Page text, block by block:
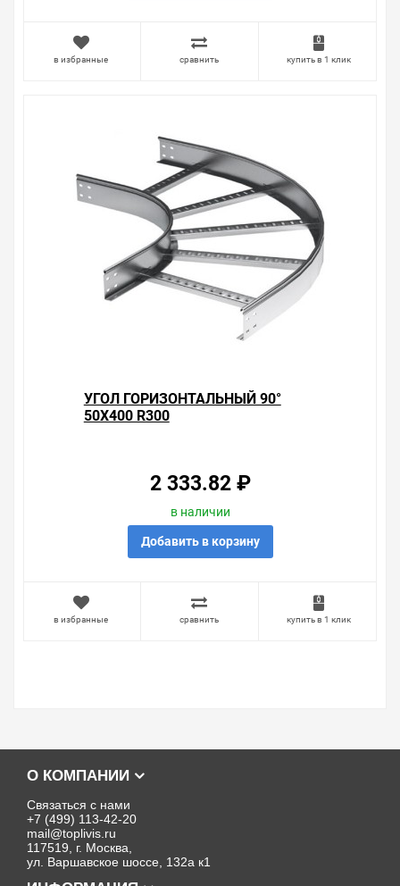
в избранные сравнить купить в 1 клик
УГОЛ ГОРИЗОНТАЛЬНЫЙ 90°
50X400 R300
2 333.82 ₽
в наличии
Добавить в корзину
в избранные сравнить купить в 1 клик
О КОМПАНИИ
Связаться с нами
+7 (499) 113-42-20
mail@toplivis.ru
117519, г. Москва,
ул. Варшавское шоссе, 132а к1